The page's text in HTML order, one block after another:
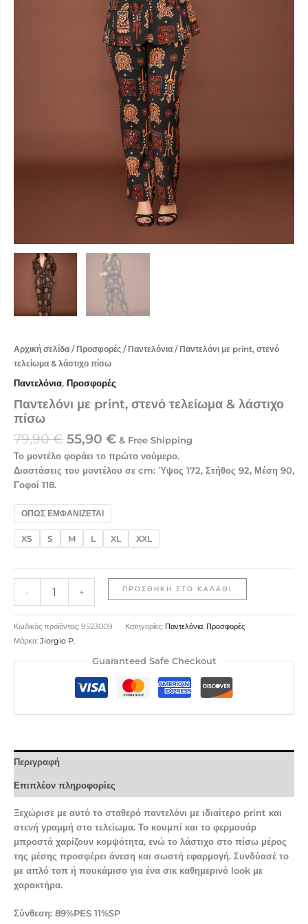
Αρχική σελίδα / Προσφορές / Παντελόνια / Παντελόνι με print, στενό
τελείωμα & λάστιχο πίσω
Παντελόνια, Προσφορές
Παντελόνι με print, στενό τελείωμα & λάστιχο
πίσω
79,90€ 55,90 € & Free Shipping
Το μοντέλο φοράει το πρώτο νούμερο.
Διαστάσεις του μοντέλου σε cm: Ύψος 172, Στήθος 92, Μέση 90,
Γοφοί 118.
ΟΠΩΣ ΕΜΦΑΝΙΖΕΤΑΙ
XS S M L XL XXL
- + ΠΡΟΣΘΉΚΗ ΣΤΟ ΚΑΛΆΘΙ
Κωδικός προϊόντος: 9523009 Κατηγορίες: Παντελόνια Προσφορές
Μάρκα: Jiorgio P.
Guaranteed Safe Checkout
Περιγραφή
Επιπλέον πληροφορίες
Ξεχώρισε με αυτό το σταθερό παντελόνι με ιδιαίτερο print και
στενή γραμμή στο τελείωμα. Το κουμπί και το φερμουάρ
μπροστά χαρίζουν κομψότητα, ενώ το λάστιχο στο πίσω μέρος
της μέσης προσφέρει άνεση και σωστή εφαρμογή. Συνδύασέ το
με απλό τοπ ή πουκάμισο για ένα σικ καθημερινό look με
χαρακτήρα.
Σύνθεση: 89%PES 11%SP